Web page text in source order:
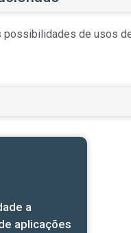
possibilidades de usos
a
aplicações